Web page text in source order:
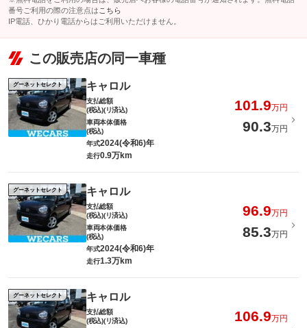
番号ご利用の際の注意点は こちら
IP電話、ひかり電話からはご利用いただけません。
この販売店の同一車種
グーネットセレクト キャロル
支払総額
(税込)(リ済込)
101.9万円
車両本体価格
(税込)
90.3万円
年式2024(令和6)年
走行0.9万km
グーネットセレクト キャロル
支払総額
(税込)(リ済込)
96.9万円
車両本体価格
(税込)
85.3万円
年式2024(令和6)年
走行1.3万km
グーネットセレクト キャロル
支払総額
(税込)(リ済込)
106.9万円